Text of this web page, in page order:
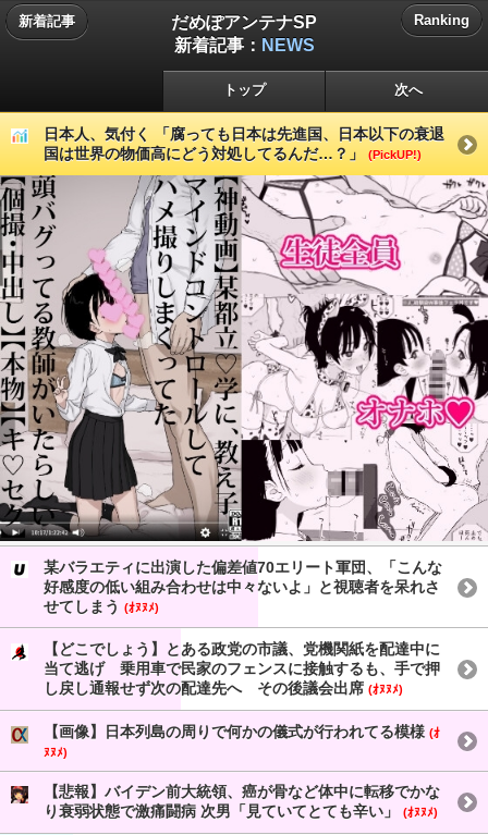
新着記事
だめぽアンテナSP
新着記事： NEWS
Ranking
トップ 次へ
日本人、気付く 「腐っても日本は先進国、日本以下の衰退
国は世界の物価高にどう対処してるんだ…？」
(PickUP!)
某バラエティに出演した偏差値70エリート軍団、「こんな
好感度の低い組み合わせは中々ないよ」と視聴者を呆れさ
せてしまう (ｵﾇﾇﾒ)
【どこでしょう】とある政党の市議、党機関紙を配達中に
当て逃げ 乗用車で民家のフェンスに接触するも、手で押
し戻し通報せず次の配達先へ その後議会出席 (ｵﾇﾇﾒ)
【画像】日本列島の周りで何かの儀式が行われてる模様 (ｵ
ﾇﾇﾒ)
【悲報】バイデン前大統領、癌が骨など体中に転移でかな
り衰弱状態で激痛闘病 次男「見ていてとても辛い」
(ｵﾇﾇﾒ)